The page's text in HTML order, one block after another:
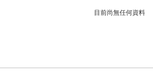
目前尚無任何資料